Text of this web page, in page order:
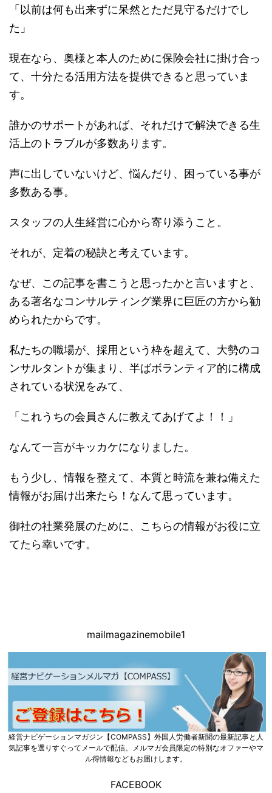
「以前は何も出来ずに呆然とただ見守るだけでし
た」
現在なら、奥様と本人のために保険会社に掛け合っ
て、十分たる活用方法を提供できると思っていま
す。
誰かのサポートがあれば、それだけで解決できる生
活上のトラブルが多数あります。
声に出していないけど、悩んだり、困っている事が
多数ある事。
スタッフの人生経営に心から寄り添うこと。
それが、定着の秘訣と考えています。
なぜ、この記事を書こうと思ったかと言いますと、
ある著名なコンサルティング業界に巨匠の方から勧
められたからです。
私たちの職場が、採用という枠を超えて、大勢のコ
ンサルタントが集まり、半ばボランティア的に構成
されている状況をみて、
「これうちの会員さんに教えてあげてよ！！」
なんて一言がキッカケになりました。
もう少し、情報を整えて、本質と時流を兼ね備えた
情報がお届け出来たら！なんて思っています。
御社の社業発展のために、こちらの情報がお役に立
てたら幸いです。
mailmagazinemobile1
経営ナビゲーションマガジン【COMPASS】外国人労働者新聞の最新記事と人
気記事を選りすぐってメールで配信。メルマガ会員限定の特別なオファーやマ
ル得情報などもお届けします。
FACEBOOK